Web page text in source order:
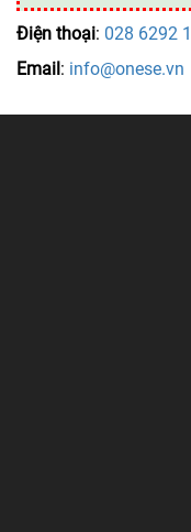
Điện thoại: 028 6292
Email: info@onese.vn